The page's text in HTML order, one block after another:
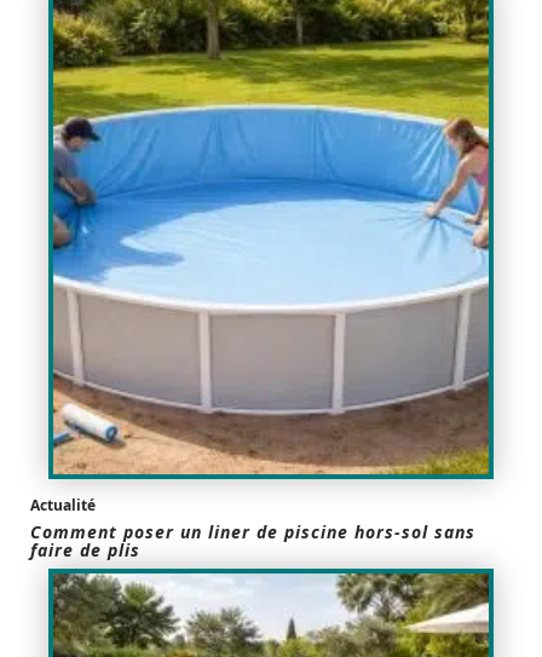
Actualité
Comment poser un liner de piscine hors-sol sans
faire de plis